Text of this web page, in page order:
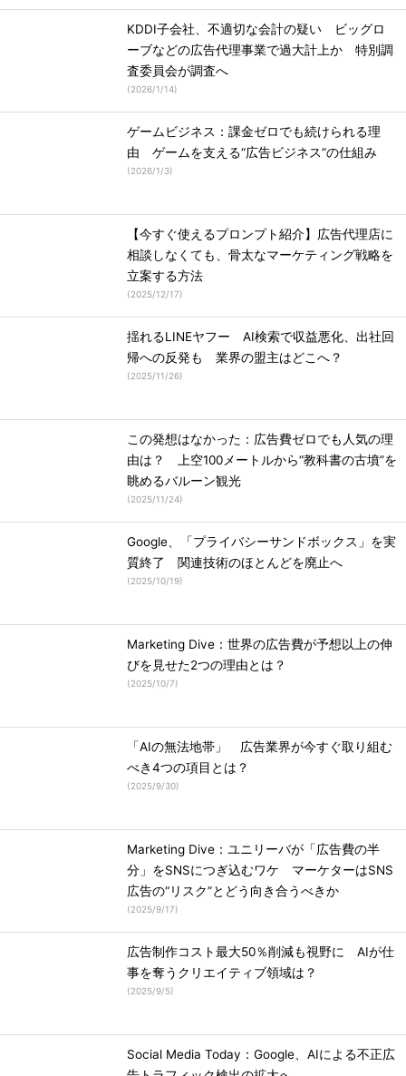
KDDI子会社、不適切な会計の疑い ビッグロ
ーブなどの広告代理事業で過大計上か 特別調
査委員会が調査へ
(2026/1/14)
ゲームビジネス：課金ゼロでも続けられる理
由 ゲームを支える“広告ビジネス”の仕組み
(2026/1/3)
【今すぐ使えるプロンプト紹介】広告代理店に
相談しなくても、骨太なマーケティング戦略を
立案する方法
(2025/12/17)
揺れるLINEヤフー AI検索で収益悪化、出社回
帰への反発も 業界の盟主はどこへ？
(2025/11/26)
この発想はなかった：広告費ゼロでも人気の理
由は？ 上空100メートルから“教科書の古墳”を
眺めるバルーン観光
(2025/11/24)
Google、「プライバシーサンドボックス」を実
質終了 関連技術のほとんどを廃止へ
(2025/10/19)
Marketing Dive：世界の広告費が予想以上の伸
びを見せた2つの理由とは？
(2025/10/7)
「AIの無法地帯」 広告業界が今すぐ取り組む
べき4つの項目とは？
(2025/9/30)
Marketing Dive：ユニリーバが「広告費の半
分」をSNSにつぎ込むワケ マーケターはSNS
広告の“リスク”とどう向き合うべきか
(2025/9/17)
広告制作コスト最大50％削減も視野に AIが仕
事を奪うクリエイティブ領域は？
(2025/9/5)
Social Media Today：Google、AIによる不正広